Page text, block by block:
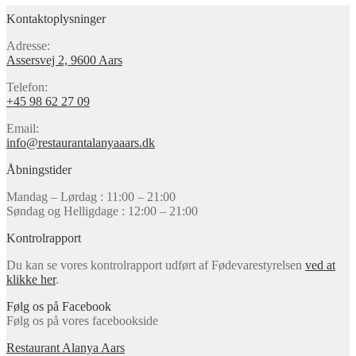
Kontaktoplysninger
Adresse:
Assersvej 2, 9600 Aars
Telefon:
+45 98 62 27 09
Email:
info@restaurantalanyaaars.dk
Åbningstider
Mandag – Lørdag : 11:00 – 21:00
Søndag og Helligdage : 12:00 – 21:00
Kontrolrapport
Du kan se vores kontrolrapport udført af Fødevarestyrelsen ved at
klikke her.
Følg os på Facebook
Følg os på vores facebookside
Restaurant Alanya Aars